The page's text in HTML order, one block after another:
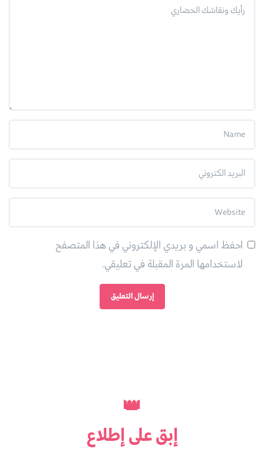
احفظ اسمي و بريدي الإلكتروني في هذا المتصفح
لاستخدامها المرة المقبلة في تعليقي.
👑
إبق علىإطلاع